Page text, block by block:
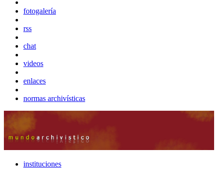
fotogalería
rss
chat
videos
enlaces
normas archivísticas
instituciones